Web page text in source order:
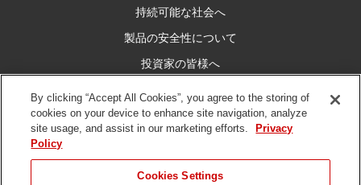
持続可能な社会へ
製品の安全性について
投資家の皆様へ
私たちとつなぐ
By clicking “Accept All Cookies”, you agree to the storing of
cookies on your device to enhance site navigation, analyze
site usage, and assist in our marketing efforts.
Privacy
Policy
Cookies Settings